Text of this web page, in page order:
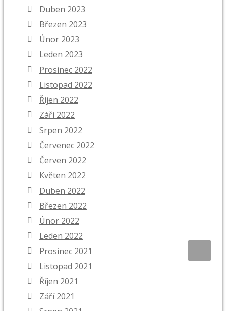
Duben 2023
Březen 2023
Únor 2023
Leden 2023
Prosinec 2022
Listopad 2022
Říjen 2022
Září 2022
Srpen 2022
Červenec 2022
Červen 2022
Květen 2022
Duben 2022
Březen 2022
Únor 2022
Leden 2022
Prosinec 2021
Listopad 2021
Říjen 2021
Září 2021